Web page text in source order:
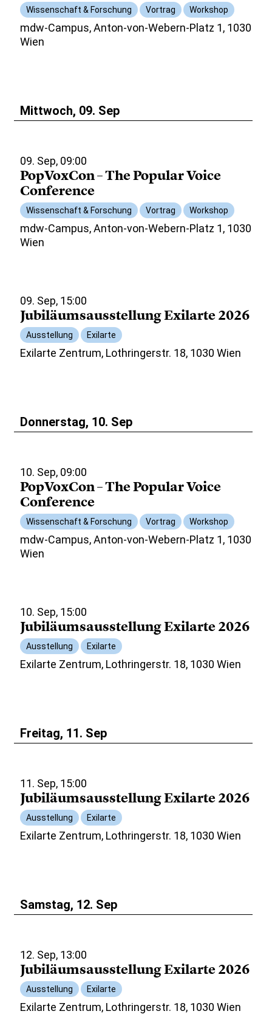
Wissenschaft & Forschung Vortrag Workshop
mdw-Campus, Anton-von-Webern-Platz 1, 1030
Wien
Mittwoch, 09. Sep
09. Sep, 09:00
PopVoxCon – The Popular Voice
Conference
Wissenschaft & Forschung Vortrag Workshop
mdw-Campus, Anton-von-Webern-Platz 1, 1030
Wien
09. Sep, 15:00
Jubiläumsausstellung Exilarte 2026
Ausstellung Exilarte
Exilarte Zentrum, Lothringerstr. 18, 1030 Wien
Donnerstag, 10. Sep
10. Sep, 09:00
PopVoxCon – The Popular Voice
Conference
Wissenschaft & Forschung Vortrag Workshop
mdw-Campus, Anton-von-Webern-Platz 1, 1030
Wien
10. Sep, 15:00
Jubiläumsausstellung Exilarte 2026
Ausstellung Exilarte
Exilarte Zentrum, Lothringerstr. 18, 1030 Wien
Freitag, 11. Sep
11. Sep, 15:00
Jubiläumsausstellung Exilarte 2026
Ausstellung Exilarte
Exilarte Zentrum, Lothringerstr. 18, 1030 Wien
Samstag, 12. Sep
12. Sep, 13:00
Jubiläumsausstellung Exilarte 2026
Ausstellung Exilarte
Exilarte Zentrum, Lothringerstr. 18, 1030 Wien